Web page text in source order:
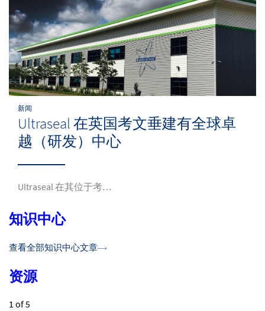
新闻
Ultraseal 在英国考文垂建有全球卓
越（研发）中心
Ultraseal 在其位于考…
知识中心
查看全部知识中心文章
资源
1of 5